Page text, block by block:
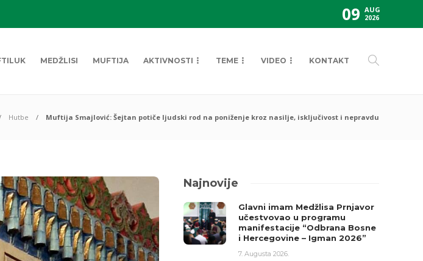
09 AUG
2026
MEDŽLISI MUFTIJA AKTIVNOSTI TEME VIDEO KONTAKT
Hutbe Muftija Smajlović: Šejtan potiče ljudski rod na poniženje kroz nasilje, isključivost i nepravdu
Najnovije
Glavni imam Medžlisa Prnjavor
učestvovao u programu
manifestacije “Odbrana Bosne
i Hercegovine – Igman 2026”
7. Augusta 2026.